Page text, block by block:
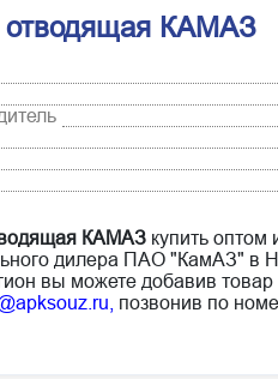
отводящая КАМАЗ
КАМАЗ купить оптом
дилера ПАО "КамАЗ" в
вы можете добавив товар
позвонив по